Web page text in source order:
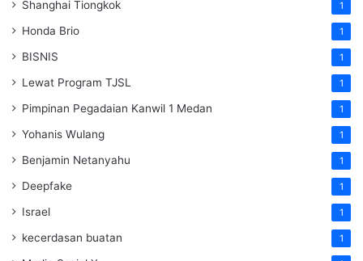
Shanghai Tiongkok 1
Honda Brio 1
BISNIS 1
Lewat Program TJSL 1
Pimpinan Pegadaian Kanwil 1 Medan 1
Yohanis Wulang 1
Benjamin Netanyahu 1
Deepfake 1
Israel 1
kecerdasan buatan 1